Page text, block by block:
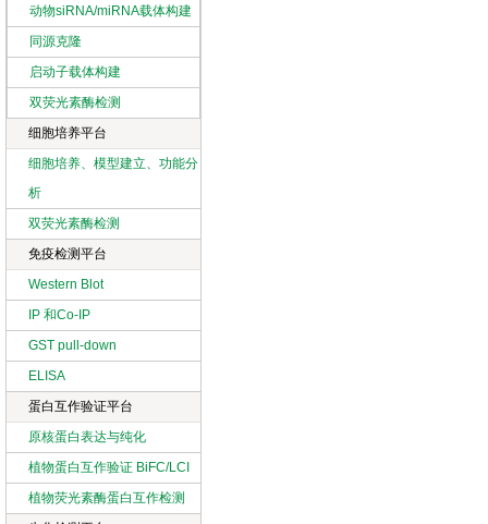
动物siRNA/miRNA载体构建
同源克隆
启动子载体构建
双荧光素酶检测
细胞培养平台
细胞培养、模型建立、功能分
析
双荧光素酶检测
免疫检测平台
Western Blot
IP 和Co-IP
GST pull-down
ELISA
蛋白互作验证平台
原核蛋白表达与纯化
植物蛋白互作验证 BiFC/LCI
植物荧光素酶蛋白互作检测